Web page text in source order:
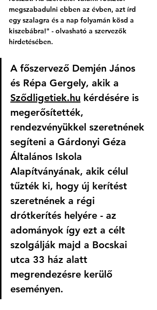
megszabadulni ebben az évben, azt írd
egy szalagra és a nap folyamán kösd a
kiszebábra!" - olvasható a szervezők
hirdetésében.
A főszervező Demjén János
és Répa Gergely, akik a
Sződligetiek.hu kérdésére is
megerősítették,
rendezvényükkel szeretnének
segíteni a Gárdonyi Géza
Általános Iskola
Alapítványának, akik célul
tűzték ki, hogy új kerítést
szeretnének a régi
drótkerítés helyére - az
adományok így ezt a célt
szolgálják majd a Bocskai
utca 33 ház alatt
megrendezésre kerülő
eseményen.